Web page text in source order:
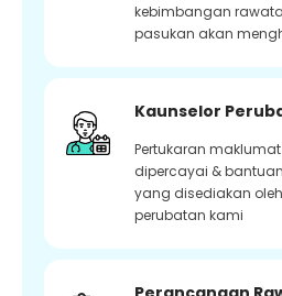
kebimbangan
pasukan akan
Kaunselor
Pertukaran
dipercayai &
yang disediakan
perubatan kami